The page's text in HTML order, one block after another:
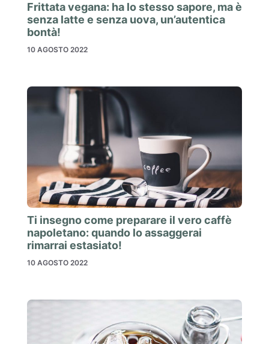
Frittata vegana: ha lo stesso sapore, ma è
senza latte e senza uova, un’autentica
bontà!
10 AGOSTO 2022
Ti insegno come preparare il vero caffè
napoletano: quando lo assaggerai
rimarrai estasiato!
10 AGOSTO 2022